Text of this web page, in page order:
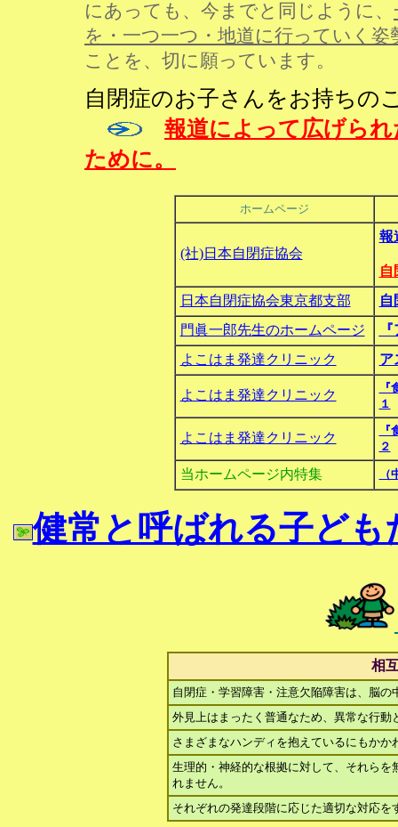
にあっても、今までと同じように、
を・一つ一つ・地道に行っていく
ことを、切に願っています。
自閉症のお子さんをお持ちの
報道によって広げら
ために。
ホームページ
(社)日本自閉症協会
報
自
日本自閉症協会東京都支部
自
門眞一郎先生のホームページ
よこはま発達クリニック
ア
よこはま発達クリニック
１
よこはま発達クリニック
２
当ホームページ内特集
健常と呼ばれる子ども
相
自閉症・学習障害・注意欠陥障害は、脳
外見上はまったく普通なため、異常な行
さまざまなハンディを抱えているにもか
生理的・神経的な根拠に対して、それら
れません。
それぞれの発達段階に応じた適切な対応